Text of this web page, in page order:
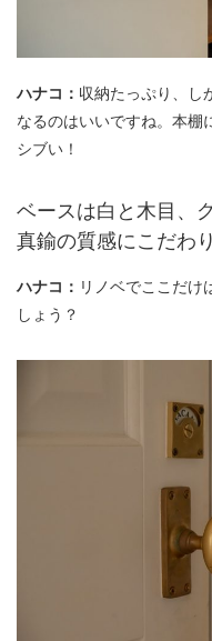
ハナコ： 収納たっぷり、し
なるのはいいですね。本棚
シブい！
ベースは白と木目、
真鍮の質感にこだわ
ハナコ： リノベでここだけ
しょう？